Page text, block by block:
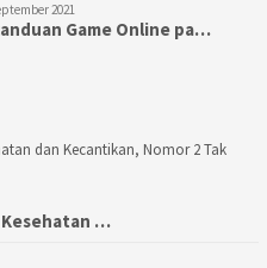
2021
Game Online pa…
Kesehatan …